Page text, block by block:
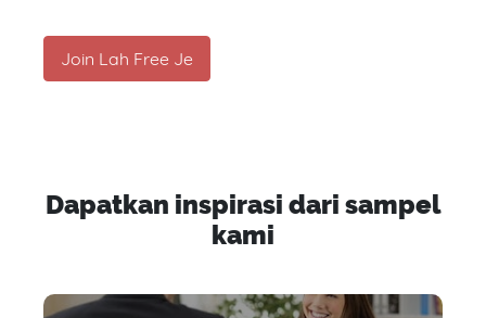
Join Lah Free Je
Dapatkan inspirasi dari sampel
kami